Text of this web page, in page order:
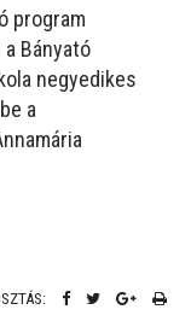
program
Bányató
negyedikes
a